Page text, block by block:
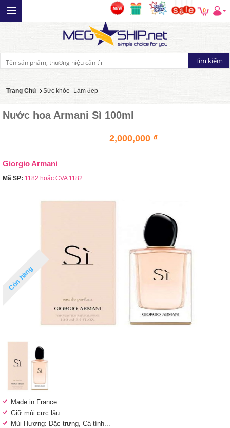
0
Trang Chủ Sức khỏe -Làm đẹp
Nước hoa Armani Sì 100ml
2,000,000 ₫
Giorgio Armani
Mã SP: 1182 hoặc CVA 1182
Còn hàng
Made in France
Giữ mùi cực lâu
Mùi Hương: Đặc trưng, Cá tính...